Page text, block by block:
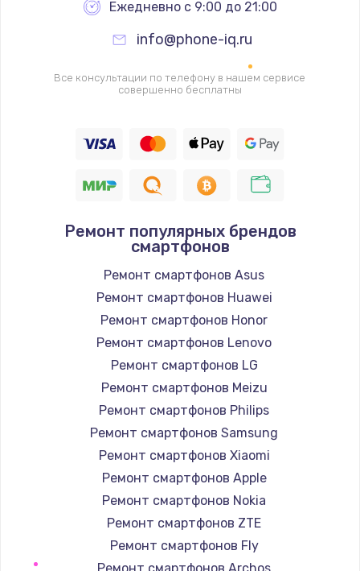
Замена термопредохранителя
700 руб.
Заказать
2500 руб.
1400 руб.
Заказать
Замена / ремонт электронного модуля
управления
600 руб.
Заказать
Замена конфорки
Заказать
Замена платы сенсора
Заказать
Ежедневно с 9:00 до 21:00
info@phone-iq.ru
Все консультации по телефону в нашем сервисе
совершенно бесплатны
Ремонт популярных брендов
смартфонов
Ремонт смартфонов Asus
Ремонт смартфонов Huawei
Ремонт смартфонов Honor
Ремонт смартфонов Lenovo
Ремонт смартфонов LG
Ремонт смартфонов Meizu
Ремонт смартфонов Philips
Ремонт смартфонов Samsung
Ремонт смартфонов Xiaomi
Ремонт смартфонов Apple
Ремонт смартфонов Nokia
Ремонт смартфонов ZTE
Ремонт смартфонов Fly
Ремонт смартфонов Archos